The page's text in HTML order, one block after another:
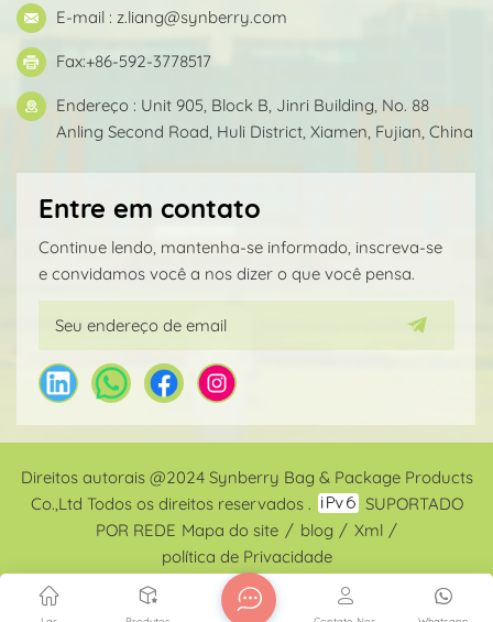
E-mail : z.liang@synberry.com
Fax:+86-592-3778517
Endereço : Unit 905, Block B, Jinri Building, No. 88
Anling Second Road, Huli District, Xiamen, Fujian, China
Entre em contato
Continue lendo, mantenha-se informado, inscreva-se
e convidamos você a nos dizer o que você pensa.
Direitos autorais @2024 Synberry Bag & Package Products
Co.,Ltd Todos os direitos reservados .
SUPORTADO
POR REDE Mapa do site / blog / Xml /
política de Privacidade